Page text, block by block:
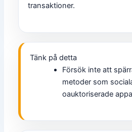
transaktioner.
Tänk på detta
Försök inte att
metoder som
oauktoriserade